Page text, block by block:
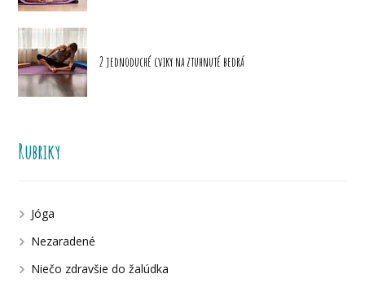
2 jednoduché cviky na ztuhnuté bedrá
Rubriky
Jóga
Nezaradené
Niečo zdravšie do žalúdka